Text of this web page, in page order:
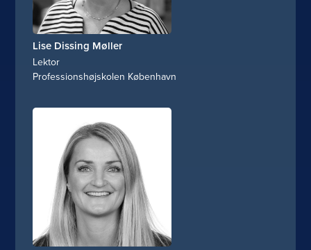
Lise Dissing Møller
Lektor
Professionshøjskolen København